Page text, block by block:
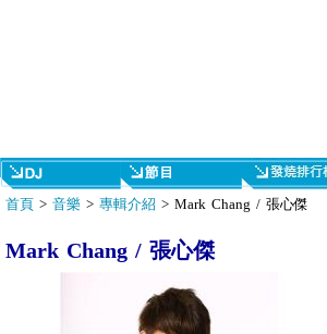
首頁 > 音樂 > 專輯介紹 > Mark Chang / 張心傑
Mark Chang / 張心傑